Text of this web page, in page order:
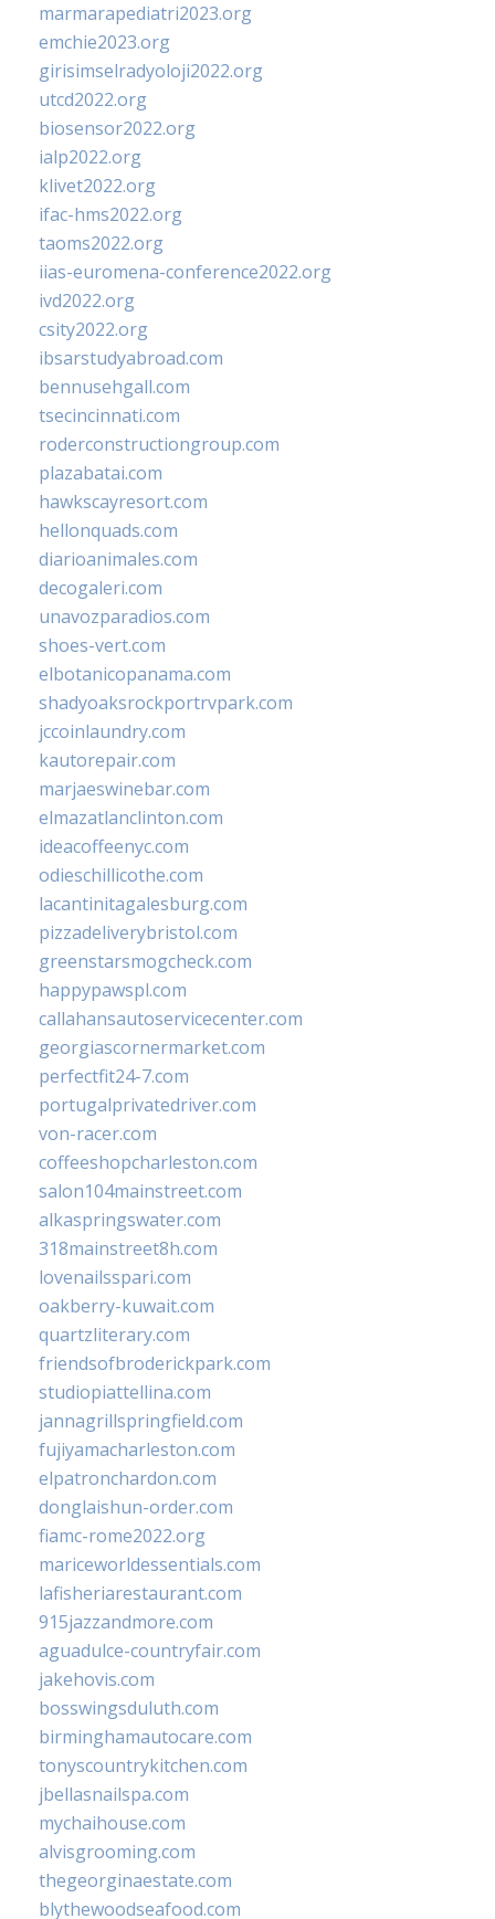
marmarapediatri2023.org
emchie2023.org
girisimselradyoloji2022.org
utcd2022.org
biosensor2022.org
ialp2022.org
klivet2022.org
ifac-hms2022.org
taoms2022.org
iias-euromena-conference2022.org
ivd2022.org
csity2022.org
ibsarstudyabroad.com
bennusehgall.com
tsecincinnati.com
roderconstructiongroup.com
plazabatai.com
hawkscayresort.com
hellonquads.com
diarioanimales.com
decogaleri.com
unavozparadios.com
shoes-vert.com
elbotanicopanama.com
shadyoaksrockportrvpark.com
jccoinlaundry.com
kautorepair.com
marjaeswinebar.com
elmazatlanclinton.com
ideacoffeenyc.com
odieschillicothe.com
lacantinitagalesburg.com
pizzadeliverybristol.com
greenstarsmogcheck.com
happypawspl.com
callahansautoservicecenter.com
georgiascornermarket.com
perfectfit24-7.com
portugalprivatedriver.com
von-racer.com
coffeeshopcharleston.com
salon104mainstreet.com
alkaspringswater.com
318mainstreet8h.com
lovenailsspari.com
oakberry-kuwait.com
quartzliterary.com
friendsofbroderickpark.com
studiopiattellina.com
jannagrillspringfield.com
fujiyamacharleston.com
elpatronchardon.com
donglaishun-order.com
fiamc-rome2022.org
mariceworldessentials.com
lafisheriarestaurant.com
915jazzandmore.com
aguadulce-countryfair.com
jakehovis.com
bosswingsduluth.com
birminghamautocare.com
tonyscountrykitchen.com
jbellasnailspa.com
mychaihouse.com
alvisgrooming.com
thegeorginaestate.com
blythewoodseafood.com